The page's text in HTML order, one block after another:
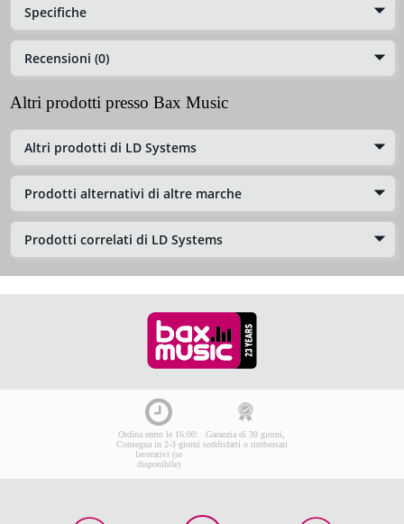
Specifiche
Recensioni (0)
Altri prodotti presso Bax Music
Altri prodotti di LD Systems
Prodotti alternativi di altre marche
Prodotti correlati di LD Systems
Ordina entro le 16:00:
Consegna in 2-3 giorni
lavorativi (se
disponibile)
Garanzia di 30 giorni,
soddisfatti o rimborsati